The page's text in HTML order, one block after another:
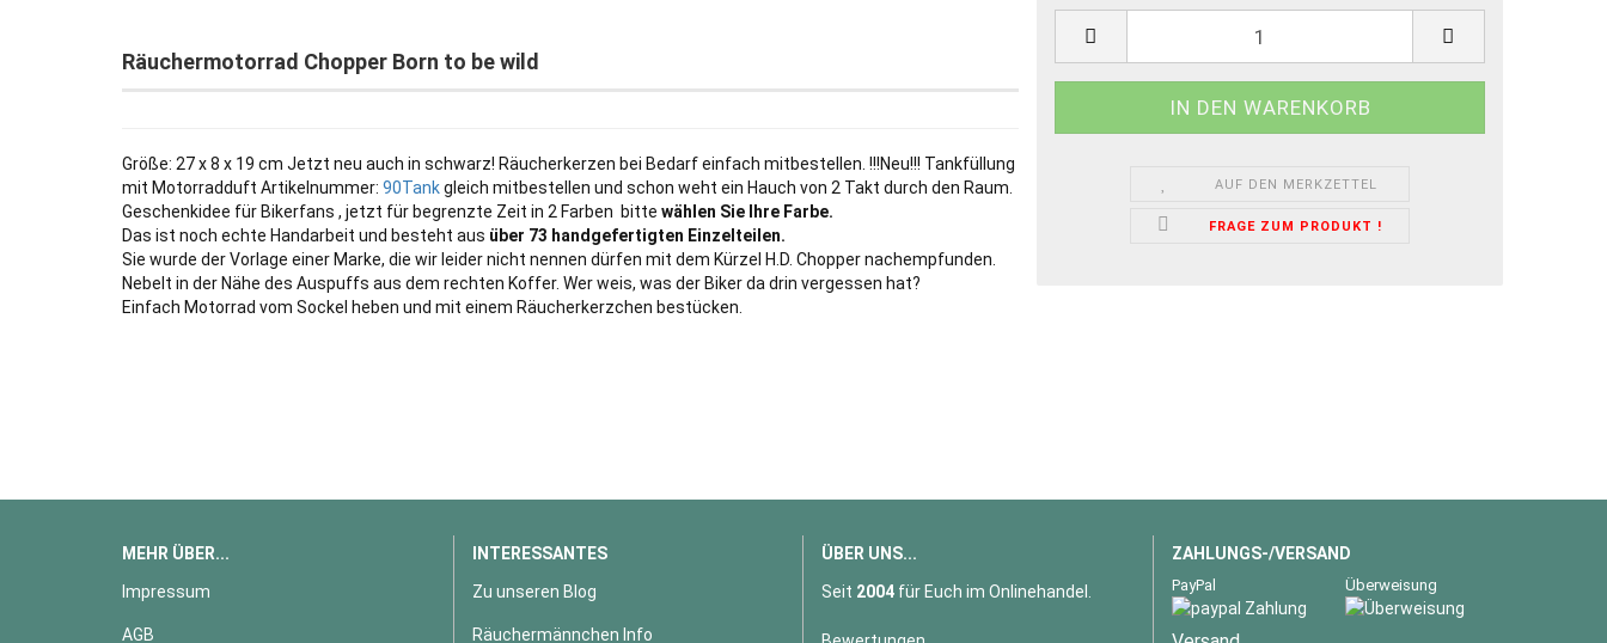
AUF DEN MERKZETTEL
FRAGE ZUM PRODUKT !
Räuchermotorrad Chopper Born to be wild
Größe: 27 x 8 x 19 cm Jetzt neu auch in schwarz! Räucherkerzen bei Bedarf einfach mitbestellen. !!!Neu!!! Tankfüllung
mit Motorradduft Artikelnummer: 90Tankgleich mitbestellen und schon weht ein Hauch von 2 Takt durch den Raum.
Geschenkidee für Bikerfans , jetzt für begrenzte Zeit in 2 Farben bitte wählen Sie Ihre Farbe.
Das ist noch echte Handarbeit und besteht aus über 73 handgefertigten Einzelteilen.
Sie wurde der Vorlage einer Marke, die wir leider nicht nennen dürfen mit dem Kürzel H.D. Chopper nachempfunden.
Nebelt in der Nähe des Auspuffs aus dem rechten Koffer. Wer weis, was der Biker da drin vergessen hat?
Einfach Motorrad vom Sockel heben und mit einem Räucherkerzchen bestücken.
MEHR ÜBER...
Impressum
AGB
INTERESSANTES
Zu unseren Blog
Räuchermännchen Info
ÜBER UNS...
Seit 2004 für Euch im Onlinehandel.
ZAHLUNGS-/VERSAND
PayPal Überweisung